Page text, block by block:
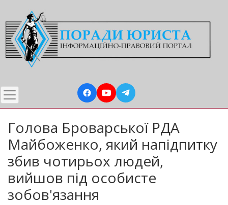
до
основного
вмісту
Голова Броварської РДА
Майбоженко, який напідпитку
збив чотирьох людей,
вийшов під особисте
зобов'язання